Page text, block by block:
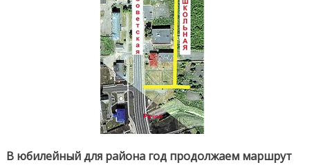
В юбилейный для района год продолжаем маршрут